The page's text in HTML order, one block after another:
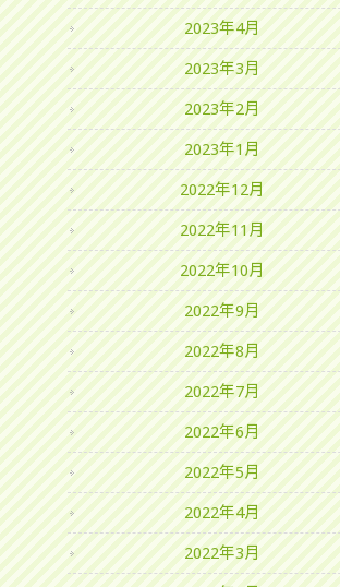
2023年4月
2023年3月
2023年2月
2023年1月
2022年12月
2022年11月
2022年10月
2022年9月
2022年8月
2022年7月
2022年6月
2022年5月
2022年4月
2022年3月